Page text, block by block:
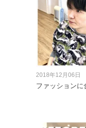
2018年12月06日
ファッションに